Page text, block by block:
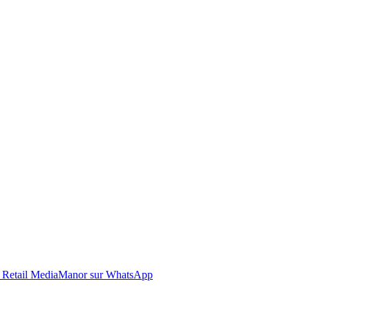
MediaManor sur WhatsApp